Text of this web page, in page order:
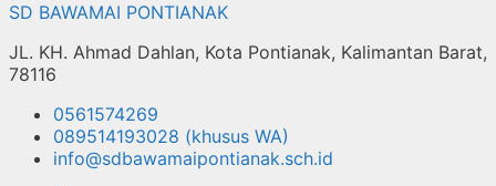
SD BAWAMAI PONTIANAK
JL. KH. Ahmad Dahlan, Kota Pontianak, Kalimantan Barat,
78116
0561574269
089514193028 (khusus WA)
info@sdbawamaipontianak.sch.id